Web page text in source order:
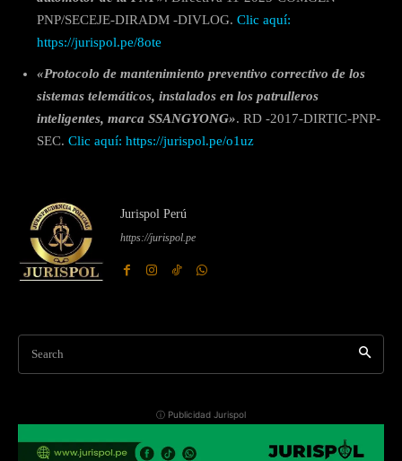
PNP/SECEJE-DIRADM -DIVLOG. Clic aquí:
https://jurispol.pe/8ote
«Protocolo de mantenimiento preventivo correctivo de los
sistemas telemáticos, instalados en los patrulleros
inteligentes, marca SSANGYONG». RD -2017-DIRTIC-PNP-
SEC. Clic aquí: https://jurispol.pe/o1uz
Jurispol Perú
https://jurispol.pe
Search
ⓘ Publicidad Jurispol